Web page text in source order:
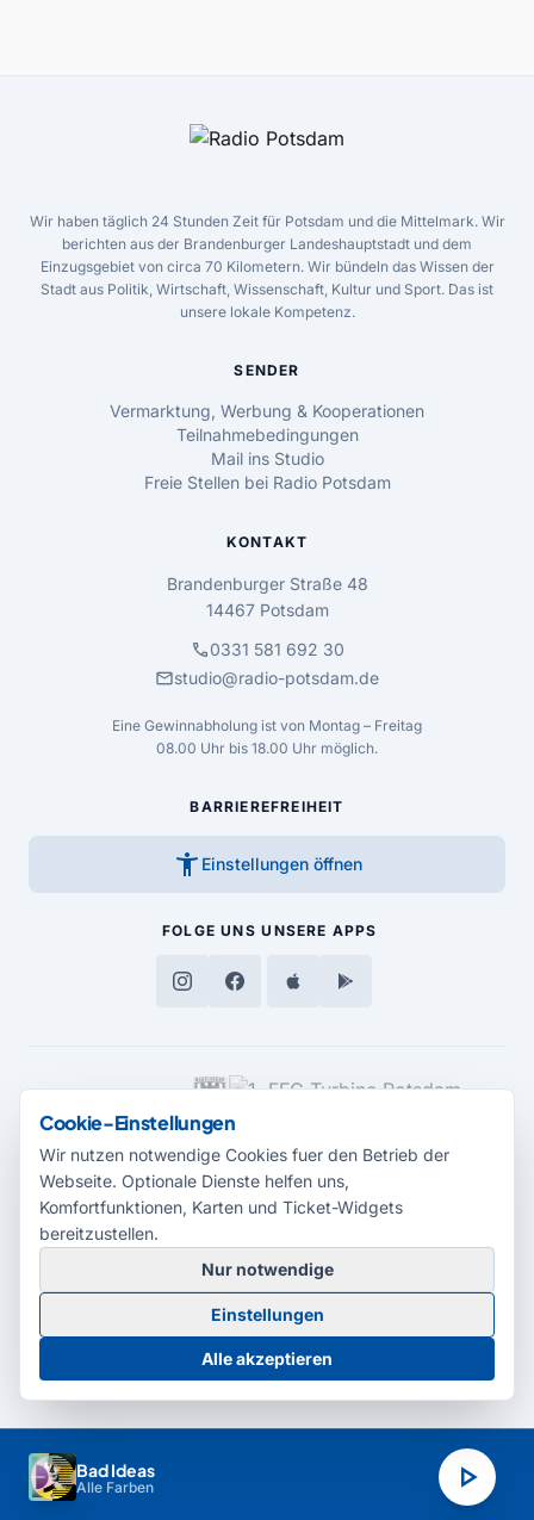
Bad Ideas
Alle Farben play_arrow
Wir haben täglich 24 Stunden Zeit für Potsdam und die Mittelmark. Wir
berichten aus der Brandenburger Landeshauptstadt und dem
Einzugsgebiet von circa 70 Kilometern. Wir bündeln das Wissen der
Stadt aus Politik, Wirtschaft, Wissenschaft, Kultur und Sport. Das ist
unsere lokale Kompetenz.
SENDER
Vermarktung, Werbung & Kooperationen
Teilnahmebedingungen
Mail ins Studio
Freie Stellen bei Radio Potsdam
KONTAKT
Brandenburger Straße 48
14467 Potsdam
call0331 581 692 30
mailstudio@radio-potsdam.de
Eine Gewinnabholung ist von Montag – Freitag
08.00 Uhr bis 18.00 Uhr möglich.
BARRIEREFREIHEIT
accessibility_new Einstellungen öffnen
FOLGE UNS UNSERE APPS
MEDIENPARTNER
© 2026 Radio Potsdam. Webseite entwickelt durch dieMedienagentur
Babelsberg
BarrierefreiheitserklärungAGBDatenschutzImpressum
Cookie-Einstellungen
Cookie-Einstellungen
Wir nutzen notwendige Cookies fuer den Betrieb der
Webseite. Optionale Dienste helfen uns,
Komfortfunktionen, Karten und Ticket-Widgets
bereitzustellen.
Nur notwendige
Einstellungen
Alle akzeptieren